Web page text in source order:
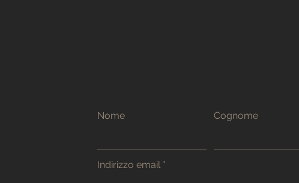
Nome Cognome
Indirizzo email